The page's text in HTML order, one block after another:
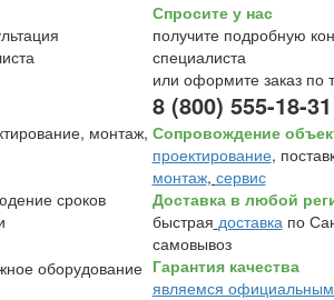
Спросите у нас
получите подробную
специалиста
или оформите заказ по
8 (800) 555-18-31
Сопровождение
проектирование,
монтаж, сервис
Доставка в любой
быстрая доставкапо
самовывоз
Гарантия качества
являемся